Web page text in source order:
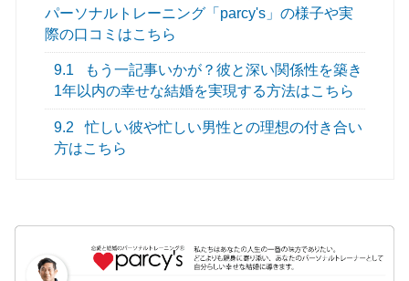
パーソナルトレーニング「parcy's」の様子や実
際の口コミはこちら
9.1
もう一記事いかが？彼と深い関係性を築き
1年以内の幸せな結婚を実現する方法はこちら
9.2
忙しい彼や忙しい男性との理想の付き合い
方はこちら